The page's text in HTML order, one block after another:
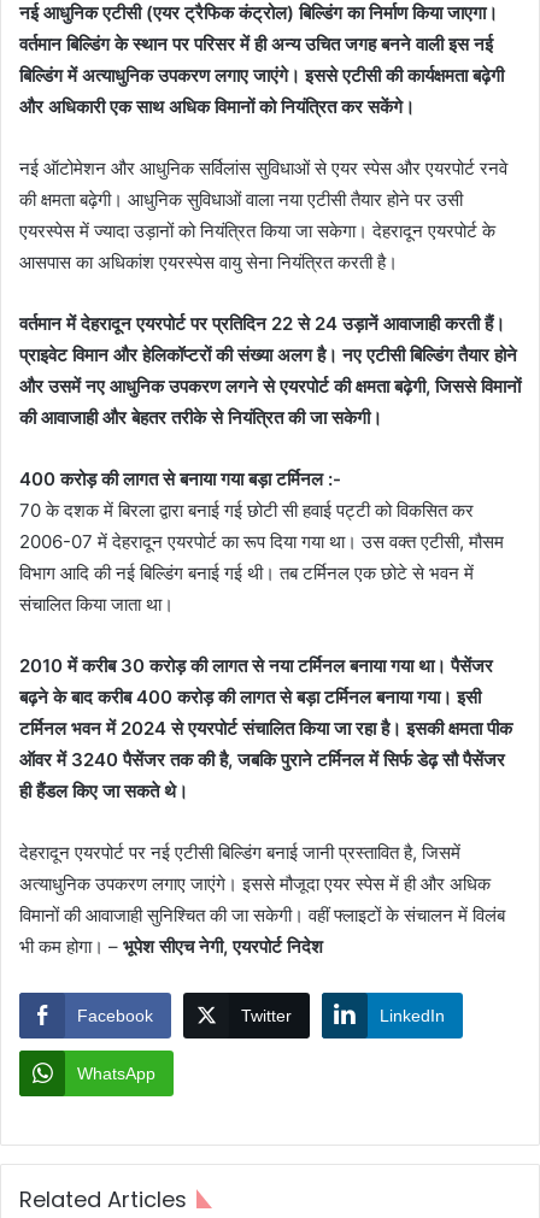
नई आधुनिक एटीसी (एयर ट्रैफिक कंट्रोल) बिल्डिंग का निर्माण किया जाएगा।
वर्तमान बिल्डिंग के स्थान पर परिसर में ही अन्य उचित जगह बनने वाली इस नई
बिल्डिंग में अत्याधुनिक उपकरण लगाए जाएंगे। इससे एटीसी की कार्यक्षमता बढ़ेगी
और अधिकारी एक साथ अधिक विमानों को नियंत्रित कर सकेंगे।
नई ऑटोमेशन और आधुनिक सर्विलांस सुविधाओं से एयर स्पेस और एयरपोर्ट रनवे
की क्षमता बढ़ेगी। आधुनिक सुविधाओं वाला नया एटीसी तैयार होने पर उसी
एयरस्पेस में ज्यादा उड़ानों को नियंत्रित किया जा सकेगा। देहरादून एयरपोर्ट के
आसपास का अधिकांश एयरस्पेस वायु सेना नियंत्रित करती है।
वर्तमान में देहरादून एयरपोर्ट पर प्रतिदिन 22 से 24 उड़ानें आवाजाही करती हैं।
प्राइवेट विमान और हेलिकॉप्टरों की संख्या अलग है। नए एटीसी बिल्डिंग तैयार होने
और उसमें नए आधुनिक उपकरण लगने से एयरपोर्ट की क्षमता बढ़ेगी, जिससे विमानों
की आवाजाही और बेहतर तरीके से नियंत्रित की जा सकेगी।
400 करोड़ की लागत से बनाया गया बड़ा टर्मिनल :-
70 के दशक में बिरला द्वारा बनाई गई छोटी सी हवाई पट्टी को विकसित कर
2006-07 में देहरादून एयरपोर्ट का रूप दिया गया था। उस वक्त एटीसी, मौसम
विभाग आदि की नई बिल्डिंग बनाई गई थी। तब टर्मिनल एक छोटे से भवन में
संचालित किया जाता था।
2010 में करीब 30 करोड़ की लागत से नया टर्मिनल बनाया गया था। पैसेंजर
बढ़ने के बाद करीब 400 करोड़ की लागत से बड़ा टर्मिनल बनाया गया। इसी
टर्मिनल भवन में 2024 से एयरपोर्ट संचालित किया जा रहा है। इसकी क्षमता पीक
ऑवर में 3240 पैसेंजर तक की है, जबकि पुराने टर्मिनल में सिर्फ डेढ़ सौ पैसेंजर
ही हैंडल किए जा सकते थे।
देहरादून एयरपोर्ट पर नई एटीसी बिल्डिंग बनाई जानी प्रस्तावित है, जिसमें
अत्याधुनिक उपकरण लगाए जाएंगे। इससे मौजूदा एयर स्पेस में ही और अधिक
विमानों की आवाजाही सुनिश्चित की जा सकेगी। वहीं फ्लाइटों के संचालन में विलंब
भी कम होगा। – भूपेश सीएच नेगी, एयरपोर्ट निदेश
Facebook Twitter LinkedIn
WhatsApp
Related Articles